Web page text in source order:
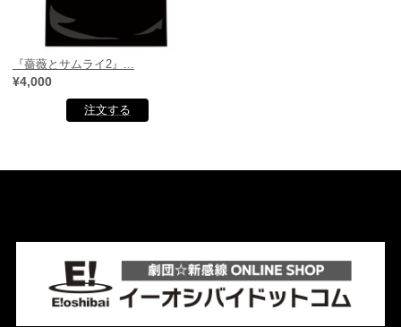
『薔薇とサムライ2』...
¥4,000